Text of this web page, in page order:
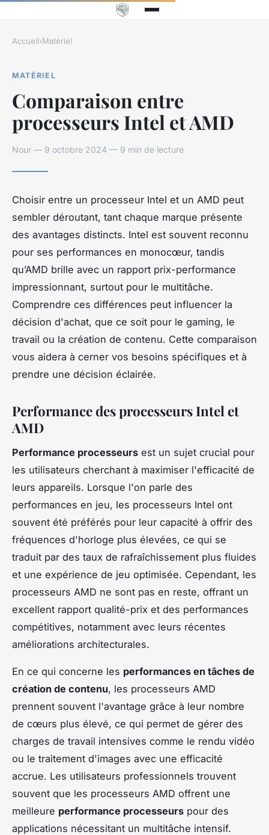
Accueil›Matériel
MATÉRIEL
Comparaison entre
processeurs Intel et AMD
Nour — 9 octobre 2024 — 9 min de lecture
Choisir entre un processeur Intel et un AMD peut
sembler déroutant, tant chaque marque présente
des avantages distincts. Intel est souvent reconnu
pour ses performances en monocœur, tandis
qu’AMD brille avec un rapport prix-performance
impressionnant, surtout pour le multitâche.
Comprendre ces différences peut influencer la
décision d'achat, que ce soit pour le gaming, le
travail ou la création de contenu. Cette comparaison
vous aidera à cerner vos besoins spécifiques et à
prendre une décision éclairée.
Performance des processeurs Intel et
AMD
Performance processeurs est un sujet crucial pour
les utilisateurs cherchant à maximiser l'efficacité de
leurs appareils. Lorsque l'on parle des
performances en jeu, les processeurs Intel ont
souvent été préférés pour leur capacité à offrir des
fréquences d'horloge plus élevées, ce qui se
traduit par des taux de rafraîchissement plus fluides
et une expérience de jeu optimisée. Cependant, les
processeurs AMD ne sont pas en reste, offrant un
excellent rapport qualité-prix et des performances
compétitives, notamment avec leurs récentes
améliorations architecturales.
En ce qui concerne les performances en tâches de
création de contenu, les processeurs AMD
prennent souvent l'avantage grâce à leur nombre
de cœurs plus élevé, ce qui permet de gérer des
charges de travail intensives comme le rendu vidéo
ou le traitement d'images avec une efficacité
accrue. Les utilisateurs professionnels trouvent
souvent que les processeurs AMD offrent une
meilleure performance processeurs pour des
applications nécessitant un multitâche intensif.